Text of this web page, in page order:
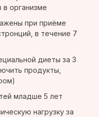
в организме
при приёме
в течение 7
диеты за 3
продукты,
младше 5 лет
нагрузку за